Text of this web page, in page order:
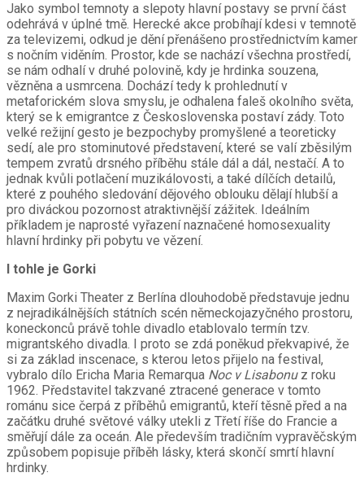
Jako symbol temnoty a slepoty hlavní postavy se první část
odehrává v úplné tmě. Herecké akce probíhají kdesi v temnotě
za televizemi, odkud je dění přenášeno prostřednictvím kamer
s nočním viděním. Prostor, kde se nachází všechna prostředí,
se nám odhalí v druhé polovině, kdy je hrdinka souzena,
vězněna a usmrcena. Dochází tedy k prohlednutí v
metaforickém slova smyslu, je odhalena faleš okolního světa,
který se k emigrantce z Československa postaví zády. Toto
velké režijní gesto je bezpochyby promyšlené a teoreticky
sedí, ale pro stominutové představení, které se valí zběsilým
tempem zvratů drsného příběhu stále dál a dál, nestačí. A to
jednak kvůli potlačení muzikálovosti, a také dílčích detailů,
které z pouhého sledování dějového oblouku dělají hlubší a
pro diváckou pozornost atraktivnější zážitek. Ideálním
příkladem je naprosté vyřazení naznačené homosexuality
hlavní hrdinky při pobytu ve vězení.
I tohle je Gorki
Maxim Gorki Theater z Berlína dlouhodobě představuje jednu
z nejradikálnějších státních scén německojazyčného prostoru,
koneckonců právě tohle divadlo etablovalo termín tzv.
migrantského divadla. I proto se zdá poněkud překvapivé, že
si za základ inscenace, s kterou letos přijelo na festival,
vybralo dílo Ericha Maria Remarqua Noc v Lisabonu z roku
1962. Představitel takzvané ztracené generace v tomto
románu sice čerpá z příběhů emigrantů, kteří těsně před a na
začátku druhé světové války utekli z Třetí říše do Francie a
směřují dále za oceán. Ale především tradičním vypravěčským
způsobem popisuje příběh lásky, která skončí smrtí hlavní
hrdinky.